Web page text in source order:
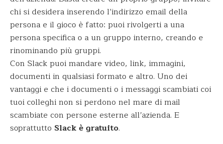
chi si desidera inserendo l’indirizzo email della
persona e il gioco è fatto: puoi rivolgerti a una
persona specifica o a un gruppo interno, creando e
rinominando più gruppi.
Con Slack puoi mandare video, link, immagini,
documenti in qualsiasi formato e altro. Uno dei
vantaggi e che i documenti o i messaggi scambiati coi
tuoi colleghi non si perdono nel mare di mail
scambiate con persone esterne all’azienda. E
soprattutto Slack è gratuito.